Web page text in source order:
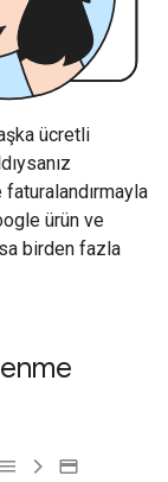
ücretli
faturalandırmayla
ürün ve
birden fazla